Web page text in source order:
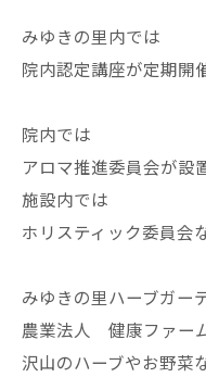
みゆきの里内では
院内認定講座が定期開
院内では
アロマ推進委員会が設
施設内では
ホリスティック委員会
みゆきの里ハーブガー
農業法人 健康ファー
沢山のハーブやお野菜